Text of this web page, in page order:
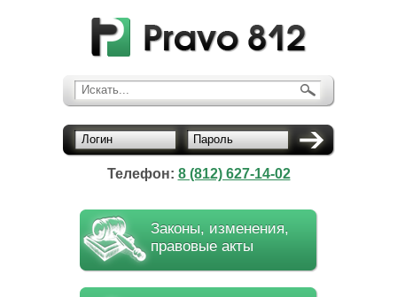
Искать...
Логин Пароль
Телефон: 8 (812) 627-14-02
Законы, изменения,
правовые акты